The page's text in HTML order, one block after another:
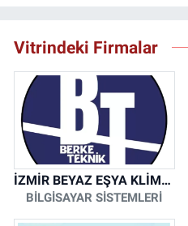
Vitrindeki Firmalar
İZMİR BEYAZ EŞYA KLİMA KOMBİ SERVİSİ
BİLGİSAYAR SİSTEMLERİ